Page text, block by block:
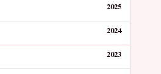
2025
2024
2023